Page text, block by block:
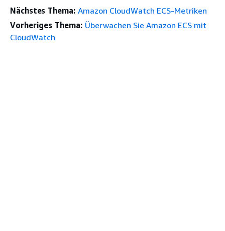
Nächstes Thema: Amazon CloudWatch ECS-Metriken
Vorheriges Thema: Überwachen Sie Amazon ECS mit
CloudWatch